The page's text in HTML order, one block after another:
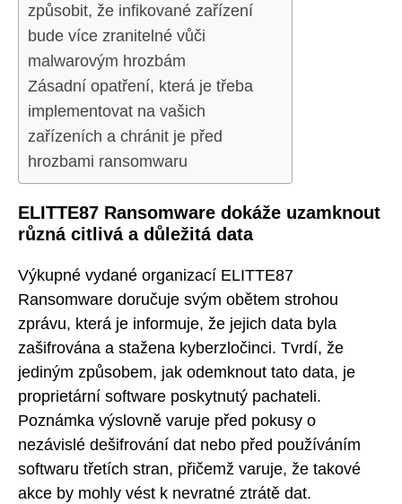
způsobit, že infikované zařízení
bude více zranitelné vůči
malwarovým hrozbám
Zásadní opatření, která je třeba
implementovat na vašich
zařízeních a chránit je před
hrozbami ransomwaru
ELITTE87 Ransomware dokáže uzamknout
různá citlivá a důležitá data
Výkupné vydané organizací ELITTE87
Ransomware doručuje svým obětem strohou
zprávu, která je informuje, že jejich data byla
zašifrována a stažena kyberzločinci. Tvrdí, že
jediným způsobem, jak odemknout tato data, je
proprietární software poskytnutý pachateli.
Poznámka výslovně varuje před pokusy o
nezávislé dešifrování dat nebo před používáním
softwaru třetích stran, přičemž varuje, že takové
akce by mohly vést k nevratné ztrátě dat.